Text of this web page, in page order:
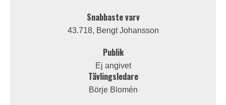
Snabbaste varv
43.718, Bengt Johansson
Publik
Ej angivet
Tävlingsledare
Börje Blomén